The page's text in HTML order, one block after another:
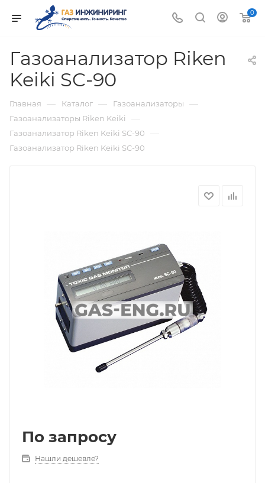
0
Газоанализатор Riken
Keiki SC-90
Главная — Каталог — Газоанализаторы —
Газоанализаторы Riken Keiki —
Газоанализатор Riken Keiki SC-90 —
Газоанализатор Riken Keiki SC-90
По запросу
Нашли дешевле?